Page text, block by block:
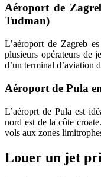
Aéroport de
Tudman)
L’aéroport de Zagreb
plusieurs opérateurs de
d’un terminal d’aviation
Aéroport de Pula
L’aéroprt de Pula est
nord est de la côte
vols aux zones
Louer un jet